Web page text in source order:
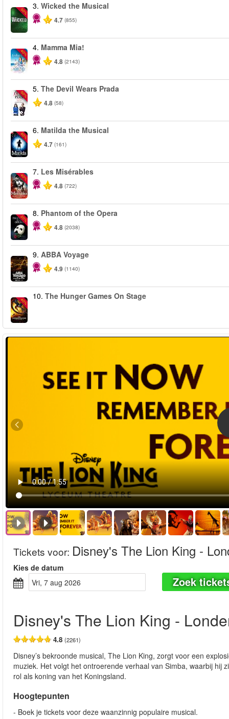
-50%
3. Wicked the Musical
4.7 (855)
-40%
4. Mamma Mia!
4.8 (2143)
-50%
5. The Devil Wears Prada
4.8 (58)
-50%
6. Matilda the Musical
4.7 (161)
-40%
7. Les Misérables
4.8 (722)
-20%
8. Phantom of the Opera
4.8 (2038)
9. ABBA Voyage
4.9 (1140)
-40%
10. The Hunger Games On Stage
Tickets voor: Disney's The Lion King -
Kies de datum
vri, 7 aug 2026
Zoek
Disney's The Lion King -
4.8 (2261)
Disney’s bekroonde musical, The Lion King, zorgt voor een
muziek. Het volgt het ontroerende verhaal van Simba, waarbij hij
rol als koning van het Koningsland.
Hoogtepunten
- Boek je tickets voor deze waanzinnig populaire musical.